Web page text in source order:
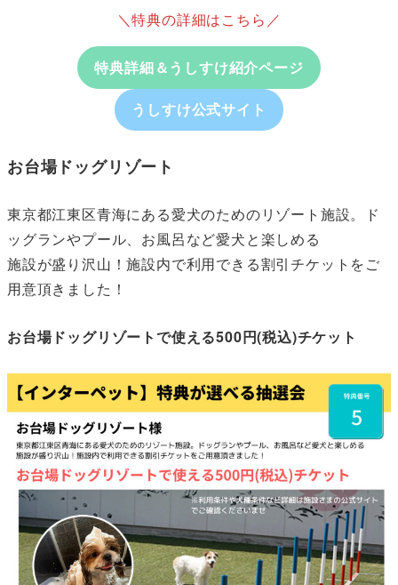
＼特典の詳細はこちら／
特典詳細＆うしすけ紹介ページ
うしすけ公式サイト
お台場ドッグリゾート
東京都江東区青海にある愛犬のためのリゾート施設。ド
ッグランやプール、お風呂など愛犬と楽しめる
施設が盛り沢山！施設内で利用できる割引チケットをご
用意頂きました！
お台場ドッグリゾートで使える500円(税込)チケット